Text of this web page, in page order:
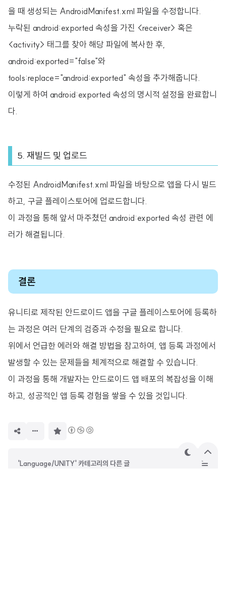
을 때 생성되는 AndroidManifest.xml 파일을 수정합니다.
누락된 android:exported 속성을 가진 <receiver> 혹은
<activity> 태그를 찾아 해당 파일에 복사한 후,
android:exported="false"와
tools:replace="android:exported" 속성을 추가해줍니다.
이렇게 하여 android:exported 속성의 명시적 설정을 완료합니
다.
5. 재빌드 및 업로드
수정된 AndroidManifest.xml 파일을 바탕으로 앱을 다시 빌드
하고, 구글 플레이스토어에 업로드합니다.
이 과정을 통해 앞서 마주쳤던 android:exported 속성 관련 에
러가 해결됩니다.
결론
유니티로 제작된 안드로이드 앱을 구글 플레이스토어에 등록하
는 과정은 여러 단계의 검증과 수정을 필요로 합니다.
위에서 언급한 에러와 해결 방법을 참고하여, 앱 등록 과정에서
발생할 수 있는 문제들을 체계적으로 해결할 수 있습니다.
이 과정을 통해 개발자는 안드로이드 앱 배포의 복잡성을 이해
하고, 성공적인 앱 등록 경험을 쌓을 수 있을 것입니다.
'Language/UNITY' 카테고리의 다른 글
테
상
단